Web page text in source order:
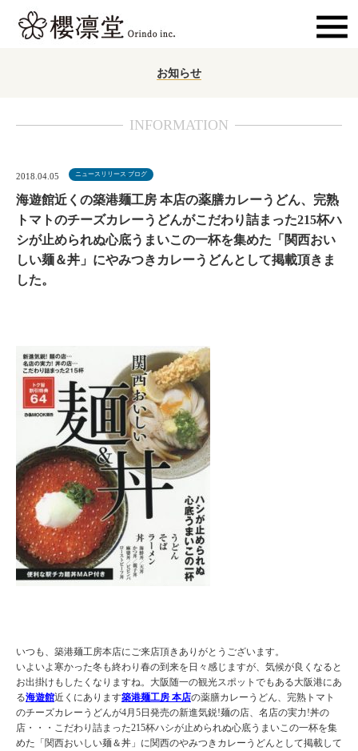
お知らせ
INFORMATION
2018.04.05 ニュースリリース,ブログ
海遊館近くの築港麺工房 本店の薬膳カレーうどん、完熟
トマトのチーズカレーうどんがこだわり詰まった215杯ハ
シが止められぬ心底うまいこの一杯を集めた「関西おい
しい麺＆丼」にやみつきカレーうどんとして掲載頂きま
した。
いつも、築港麺工房本店にご来店頂きありがとうございます。
いよいよ寒かった冬も終わり春の到来を日々感じますが、気候が良くなると
お出掛けもしたくなりますね。大阪随一の観光スポットでもある大阪港にあ
る海遊館近くにあります築港麺工房 本店の薬膳カレーうどん、完熟トマト
のチーズカレーうどんが4月5日発売の新進気鋭!麺の店、名店の実力!丼の
店・・・こだわり詰まった215杯ハシが止められぬ心底うまいこの一杯を集
めた「関西おいしい麺＆丼」に関西のやみつきカレーうどんとして掲載して